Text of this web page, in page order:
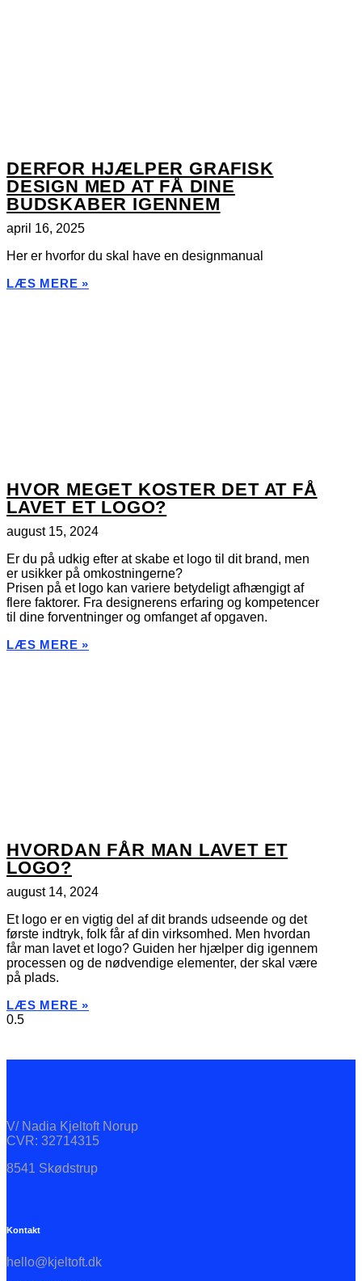
DERFOR HJÆLPER GRAFISK
DESIGN MED AT FÅ DINE
BUDSKABER IGENNEM
april 16, 2025
Her er hvorfor du skal have en designmanual
LÆS MERE »
HVOR MEGET KOSTER DET AT FÅ
LAVET ET LOGO?
august 15, 2024
Er du på udkig efter at skabe et logo til dit brand, men
er usikker på omkostningerne?
Prisen på et logo kan variere betydeligt afhængigt af
flere faktorer. Fra designerens erfaring og kompetencer
til dine forventninger og omfanget af opgaven.
LÆS MERE »
HVORDAN FÅR MAN LAVET ET
LOGO?
august 14, 2024
Et logo er en vigtig del af dit brands udseende og det
første indtryk, folk får af din virksomhed. Men hvordan
får man lavet et logo? Guiden her hjælper dig igennem
processen og de nødvendige elementer, der skal være
på plads.
LÆS MERE »
V/ Nadia Kjeltoft Norup
CVR: 32714315
8541 Skødstrup
Kontakt
hello@kjeltoft.dk